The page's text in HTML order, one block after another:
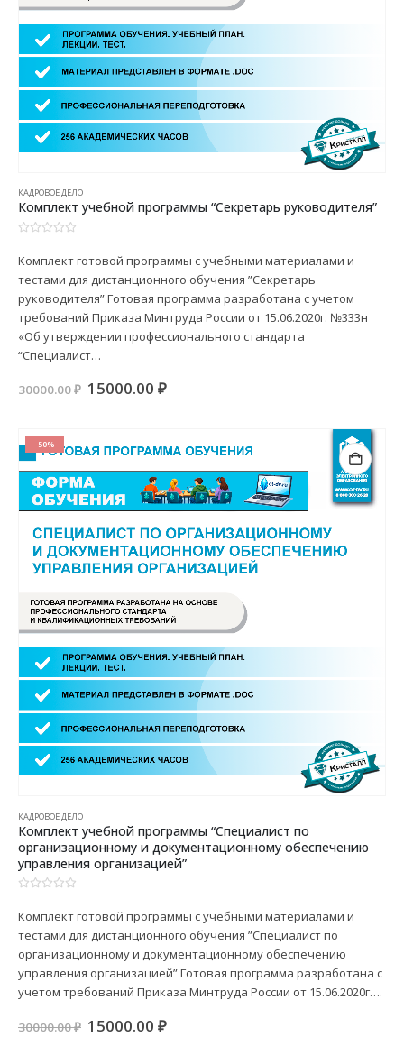
КАДРОВОЕ ДЕЛО
Комплект учебной программы “Секретарь руководителя”
Комплект готовой программы с учебными материалами и
тестами для дистанционного обучения ”Секретарь
руководителя” Готовая программа разработана с учетом
требований Приказа Минтруда России от 15.06.2020г. №333н
«Об утверждении профессионального стандарта
“Специалист…
30000.00₽ Первоначальная
15000.00 ₽Текущая
-50%
КАДРОВОЕ ДЕЛО
Комплект учебной программы “Специалист по
организационному и документационному обеспечению
управления организацией”
Комплект готовой программы с учебными материалами и
тестами для дистанционного обучения ”Специалист по
организационному и документационному обеспечению
управления организацией” Готовая программа разработана с
учетом требований Приказа Минтруда России от 15.06.2020г….
30000.00₽ Первоначальная
цена
15000.00 ₽Текущая